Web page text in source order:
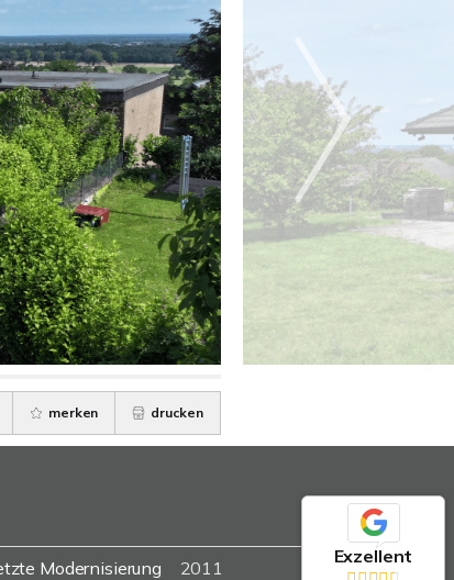
merken drucken
Modernisierung
2011
Exzellent